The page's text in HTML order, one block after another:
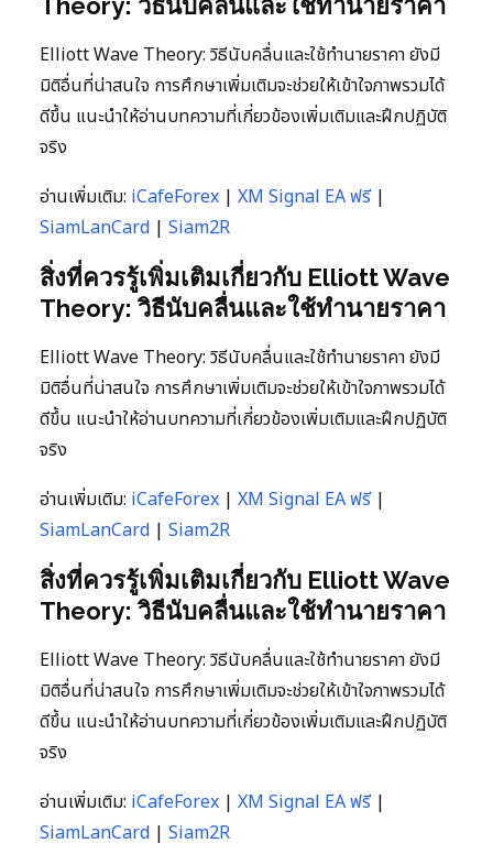
Elliott Wave Theory: วิธีนับคลื่นและใช้ทำนายราคา ยังมี
มิติอื่นที่น่าสนใจ การศึกษาเพิ่มเติมจะช่วยให้เข้าใจภาพรวมได้
ดีขึ้น แนะนำให้อ่านบทความที่เกี่ยวข้องเพิ่มเติมและฝึกปฏิบัติ
จริง
อ่านเพิ่มเติม: iCafeForex | XM Signal EA ฟรี|
SiamLanCard | Siam2R
สิ่งที่ควรรู้เพิ่มเติมเกี่ยวกับ Elliott Wave
Theory: วิธีนับคลื่นและใช้ทำนายราคา
Elliott Wave Theory: วิธีนับคลื่นและใช้ทำนายราคา ยังมี
มิติอื่นที่น่าสนใจ การศึกษาเพิ่มเติมจะช่วยให้เข้าใจภาพรวมได้
ดีขึ้น แนะนำให้อ่านบทความที่เกี่ยวข้องเพิ่มเติมและฝึกปฏิบัติ
จริง
อ่านเพิ่มเติม: iCafeForex | XM Signal EA ฟรี|
SiamLanCard | Siam2R
สิ่งที่ควรรู้เพิ่มเติมเกี่ยวกับ Elliott Wave
Theory: วิธีนับคลื่นและใช้ทำนายราคา
Elliott Wave Theory: วิธีนับคลื่นและใช้ทำนายราคา ยังมี
มิติอื่นที่น่าสนใจ การศึกษาเพิ่มเติมจะช่วยให้เข้าใจภาพรวมได้
ดีขึ้น แนะนำให้อ่านบทความที่เกี่ยวข้องเพิ่มเติมและฝึกปฏิบัติ
จริง
อ่านเพิ่มเติม: iCafeForex | XM Signal EA ฟรี|
SiamLanCard | Siam2R